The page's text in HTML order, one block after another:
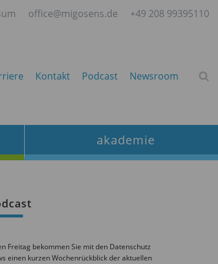
office@migosens.de +49 208 99395110
Kontakt Podcast Newsroom
akademie
Freitag bekommen Sie mit den Datenschutz
einen kurzen Wochenrückblick der aktuellen